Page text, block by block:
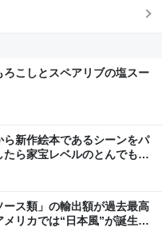
こしとスペアリブの塩スー
新作絵本であるシーンをパ
ら家宝レベルのとんでもな
ス類」の輸出額が過去最高
リカでは“日本風”が誕生｜